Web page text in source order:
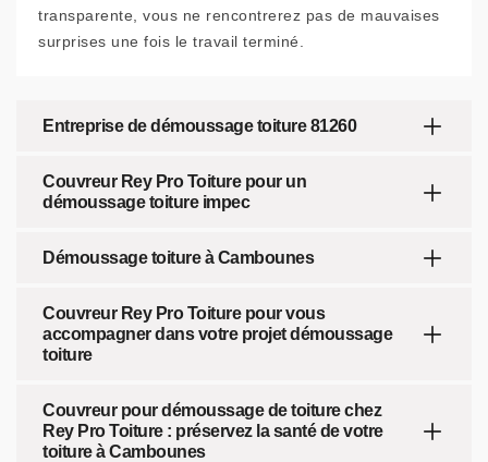
transparente, vous ne rencontrerez pas de mauvaises
surprises une fois le travail terminé.
Entreprise de démoussage toiture 81260
Couvreur Rey Pro Toiture pour un
démoussage toiture impec
Démoussage toiture à Cambounes
Couvreur Rey Pro Toiture pour vous
accompagner dans votre projet démoussage
toiture
Couvreur pour démoussage de toiture chez
Rey Pro Toiture : préservez la santé de votre
toiture à Cambounes